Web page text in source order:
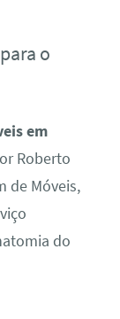
o
em
Roberto
de Móveis,
do